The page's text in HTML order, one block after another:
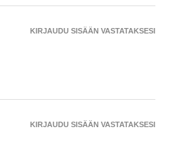
KIRJAUDU SISÄÄN VASTATAKSESI
KIRJAUDU SISÄÄN VASTATAKSESI